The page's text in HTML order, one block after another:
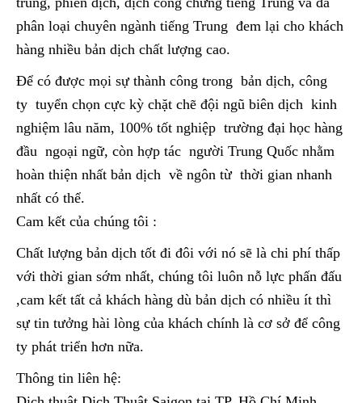
phân loại chuyên ngành tiếng Trung đem lại cho khách
hàng nhiều bản dịch chất lượng cao.
Để có được mọi sự thành công trong bản dịch, công
ty tuyển chọn cực kỳ chặt chẽ đội ngũ biên dịch kinh
nghiệm lâu năm, 100% tốt nghiệp trường đại học hàng
đầu ngoại ngữ, còn hợp tác người Trung Quốc nhằm
hoàn thiện nhất bản dịch về ngôn từ thời gian nhanh
nhất có thể.
Cam kết của chúng tôi :
Chất lượng bản dịch tốt đi đôi với nó sẽ là chi phí thấp
với thời gian sớm nhất, chúng tôi luôn nỗ lực phấn đấu
,cam kết tất cả khách hàng dù bản dịch có nhiều ít thì
sự tin tưởng hài lòng của khách chính là cơ sở để công
ty phát triển hơn nữa.
Thông tin liên hệ: